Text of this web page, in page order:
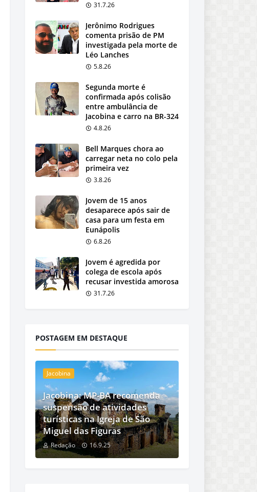
31.7.26
Jerônimo Rodrigues
comenta prisão de PM
investigada pela morte de
Léo Lanches
5.8.26
Segunda morte é
confirmada após colisão
entre ambulância de
Jacobina e carro na BR-324
4.8.26
Bell Marques chora ao
carregar neta no colo pela
primeira vez
3.8.26
Jovem de 15 anos
desaparece após sair de
casa para um festa em
Eunápolis
6.8.26
Jovem é agredida por
colega de escola após
recusar investida amorosa
31.7.26
POSTAGEM EM DESTAQUE
Jacobina
Jacobina: MP-BA recomenda
suspensão de atividades
turísticas na Igreja de São
Miguel das Figuras
Redação 16.9.25